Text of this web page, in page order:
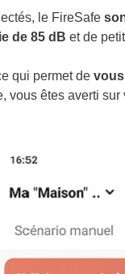
le FireSafe
de 85 dB et de
qui permet de
vous êtes averti